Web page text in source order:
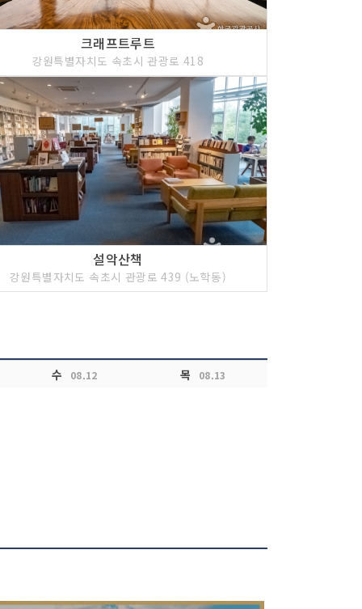
크래프트루트
강원특별자치도 속초시 관광로 418
설악산책
강원특별자치도 속초시 관광로 439 (노학동)
수 08.12 목 08.13